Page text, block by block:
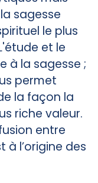
sagesse
le plus
et le
à la sagesse ;
permet
la façon la
riche valeur.
entre
l’origine des